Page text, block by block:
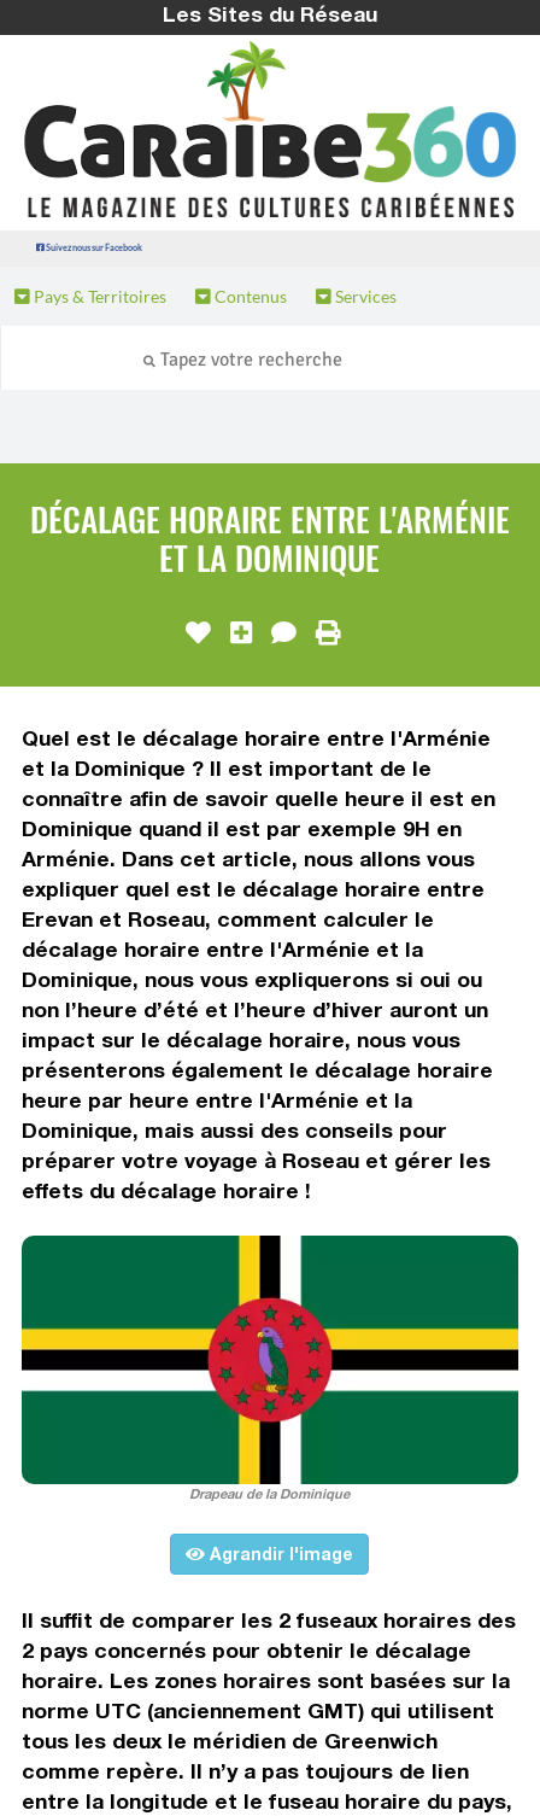
Les Sites du Réseau
Suivez nous sur Facebook
Pays & Territoires Contenus Services
DÉCALAGE HORAIRE ENTRE L'ARMÉNIE
ET LA DOMINIQUE
Quel est le décalage horaire entre l'Arménie
et la Dominique ? Il est important de le
connaître afin de savoir quelle heure il est en
Dominique quand il est par exemple 9H en
Arménie. Dans cet article, nous allons vous
expliquer quel est le décalage horaire entre
Erevan et Roseau, comment calculer le
décalage horaire entre l'Arménie et la
Dominique, nous vous expliquerons si oui ou
non l’heure d’été et l’heure d’hiver auront un
impact sur le décalage horaire, nous vous
présenterons également le décalage horaire
heure par heure entre l'Arménie et la
Dominique, mais aussi des conseils pour
préparer votre voyage à Roseau et gérer les
effets du décalage horaire !
Drapeau de la Dominique
Agrandir l'image
Il suffit de comparer les 2 fuseaux horaires des
2 pays concernés pour obtenir le décalage
horaire. Les zones horaires sont basées sur la
norme UTC (anciennement GMT) qui utilisent
tous les deux le méridien de Greenwich
comme repère. Il n’y a pas toujours de lien
entre la longitude et le fuseau horaire du pays,